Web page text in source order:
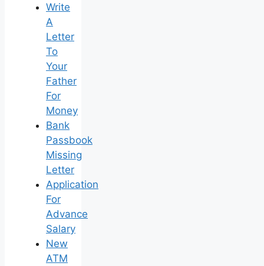
Write
A
Letter
To
Your
Father
For
Money
Bank
Passbook
Missing
Letter
Application
For
Advance
Salary
New
ATM